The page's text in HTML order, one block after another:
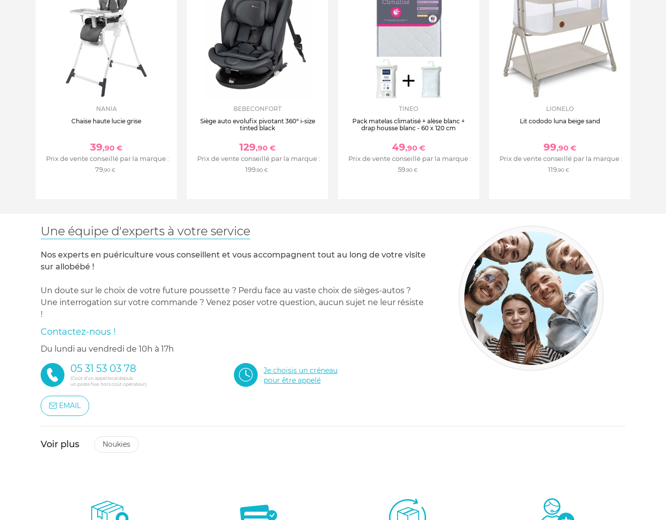
NANIA
Chaise haute lucie grise
39,90 €
Prix de vente conseillé par la marque :
79,90 €
BEBECONFORT
Siège auto evolufix pivotant 360° i-size
tinted black
129,90 €
Prix de vente conseillé par la marque :
199,90 €
TINEO
Pack matelas climatisé + alèse blanc +
drap housse blanc - 60 x 120 cm
49,90 €
Prix de vente conseillé par la marque :
59,90 €
LIONELO
Lit cododo luna beige sand
99,90 €
Prix de vente conseillé par la marque :
119,90 €
Une équipe d'experts à votre service
Nos experts en puériculture vous conseillent et vous accompagnent tout au long de votre visite
sur allobébé !
Un doute sur le choix de votre future poussette ? Perdu face au vaste choix de sièges-autos ?
Une interrogation sur votre commande ? Venez poser votre question, aucun sujet ne leur résiste
!
Contactez-nous !
du lundi au vendredi de 10h à 17h
05 31 53 03 78
(Coût d'un appel local depuis
un poste fixe, hors coût opérateur)
Je choisis un créneau
pour être appelé
EMAIL
Voir plus noukies